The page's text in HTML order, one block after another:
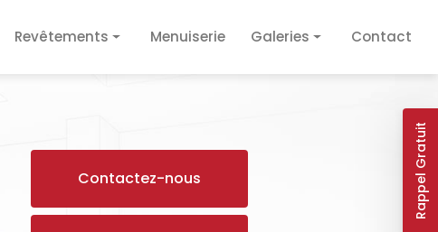
Rappel Gratuit
Revêtements Menuiserie Galeries Contact
Contactez-nous